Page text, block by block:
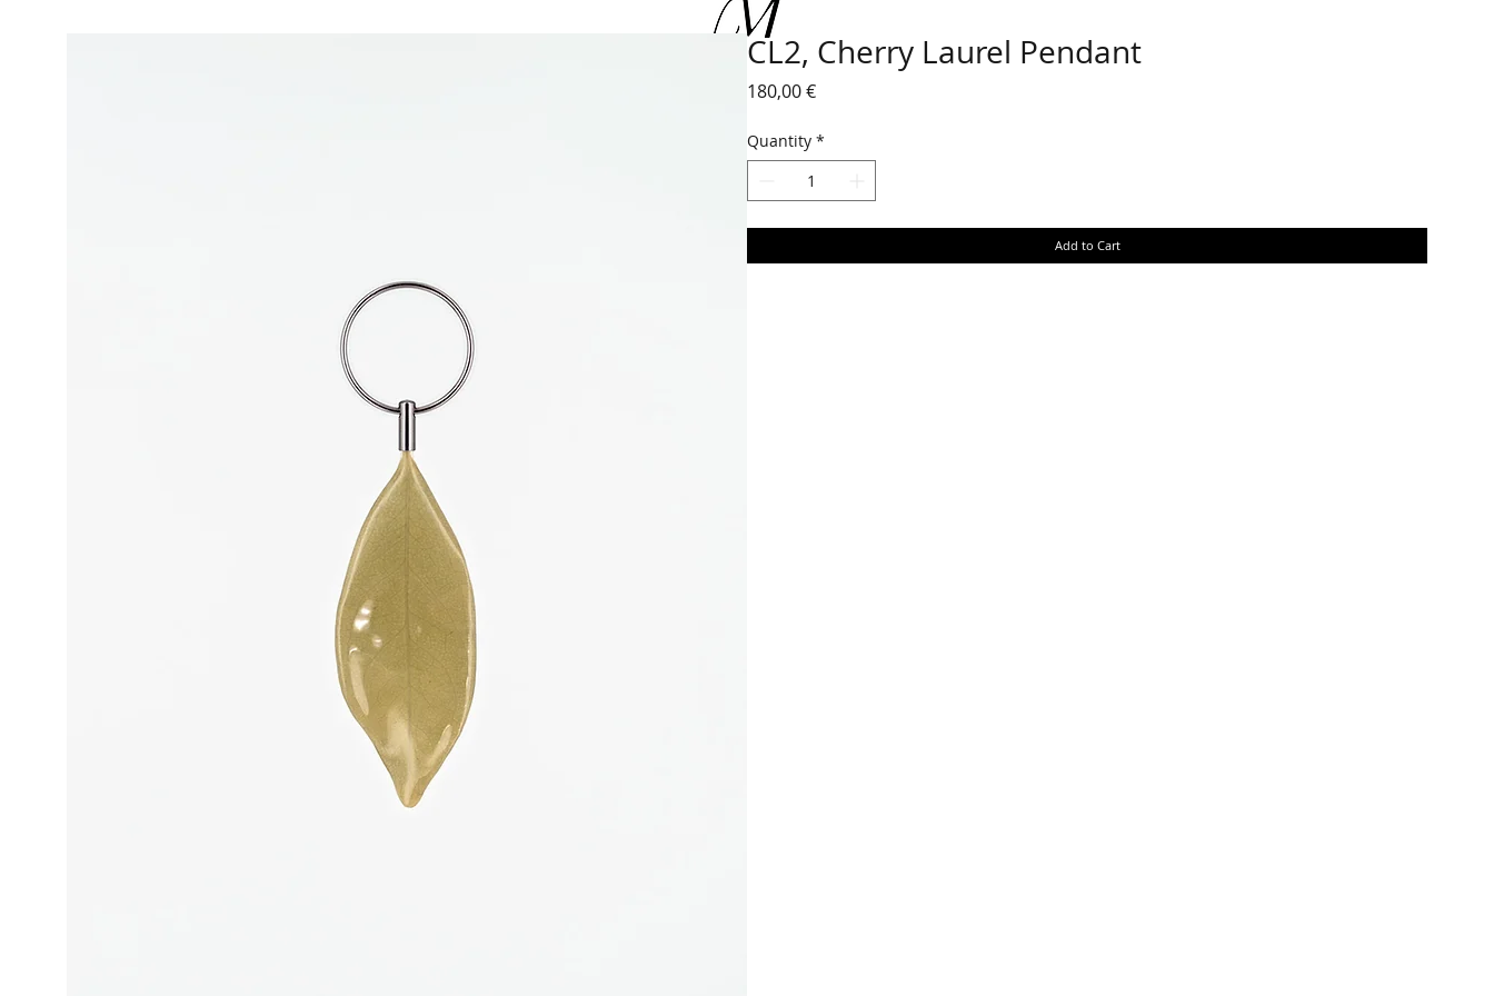
CL2, Cherry Laurel Pendant
180,00 €Price
Quantity *
Add to Cart